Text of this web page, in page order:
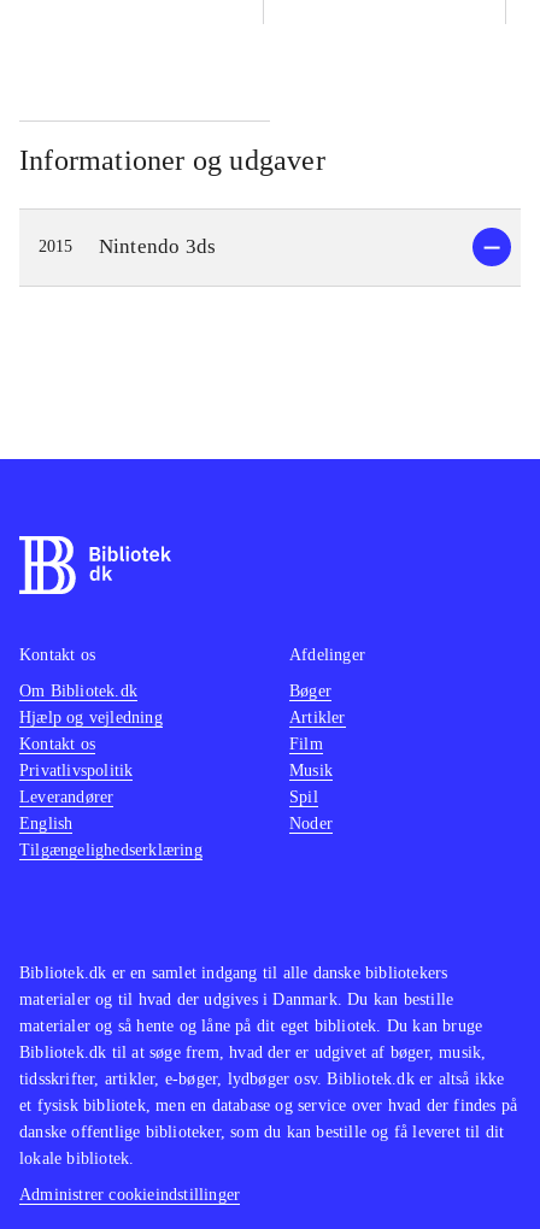
Informationer og udgaver
2015 Nintendo 3ds
Bibliotek.dk er en samlet indgang til alle danske bibliotekers
materialer og til hvad der udgives i Danmark. Du kan bestille
materialer og så hente og låne på dit eget bibliotek. Du kan bruge
Bibliotek.dk til at søge frem, hvad der er udgivet af bøger, musik,
tidsskrifter, artikler, e-bøger, lydbøger osv. Bibliotek.dk er altså ikke
et fysisk bibliotek, men en database og service over hvad der findes på
danske offentlige biblioteker, som du kan bestille og få leveret til dit
lokale bibliotek.
Administrer cookieindstillinger
Kontakt os
Om Bibliotek.dk
Hjælp og vejledning
Kontakt os
Privatlivspolitik
Leverandører
English
Tilgængelighedserklæring
Afdelinger
Bøger
Artikler
Film
Musik
Spil
Noder